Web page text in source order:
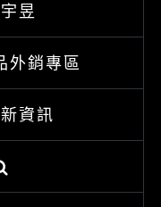
昱
外銷專區
資訊